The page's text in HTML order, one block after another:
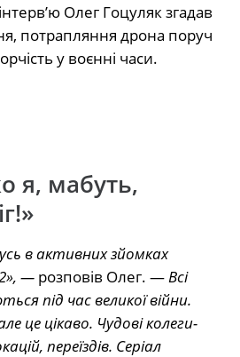
Олег Гоцуляк згадав
потрапляння дрона поруч
у воєнні часи.
я, мабуть,
в активних зйомках
— розповів Олег. — Всі
під час великої війни.
це цікаво. Чудові колеги-
переїздів. Серіал